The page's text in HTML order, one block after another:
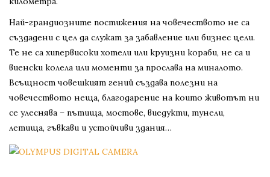
Най-грандиозните постижения на човечеството не са
създадени с цел да служат за забавление или бизнес цели.
Те не са хипервисоки хотели или круизни кораби, не са и
виенски колела или моменти за прослава на миналото.
Всъщност човешкият гений създава полезни на
човечеството неща, благодарение на които животът ни
се улеснява – пътища, мостове, виедукти, тунели,
летища, гъвкави и устойчиви здания…